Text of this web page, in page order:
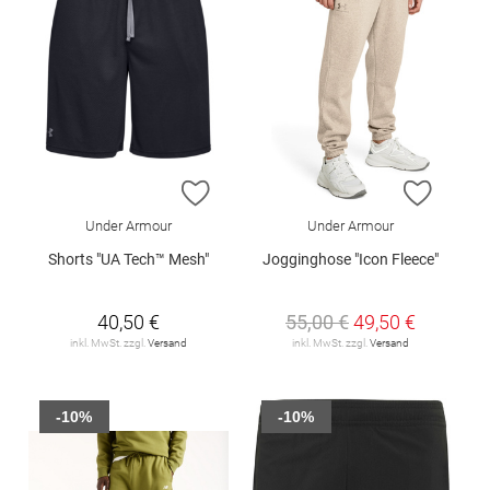
ZUR WUNSCHLISTE HINZUFÜGEN
Under Armour
Shorts "UA Tech™ Mesh"
40,50 €
inkl. MwSt. zzgl. Versand
ZUR
Under Armour
Jogginghose "Icon Fleece"
55,00 €49,50 €
inkl. MwSt. zzgl. Versand
-10% -10%